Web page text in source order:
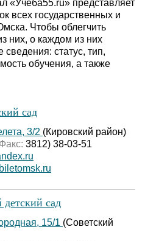
«Учеба55.ru» представляет
всех государственных и
Чтобы облегчить
них, о каждом из них
статус, тип,
обучения, а также
сад
3/2 (Кировский район)
Факс: 3812) 38-03-51
сад
15/1 (Советский